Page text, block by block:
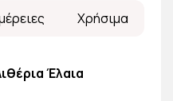
Χρήσιμα
Έλαια